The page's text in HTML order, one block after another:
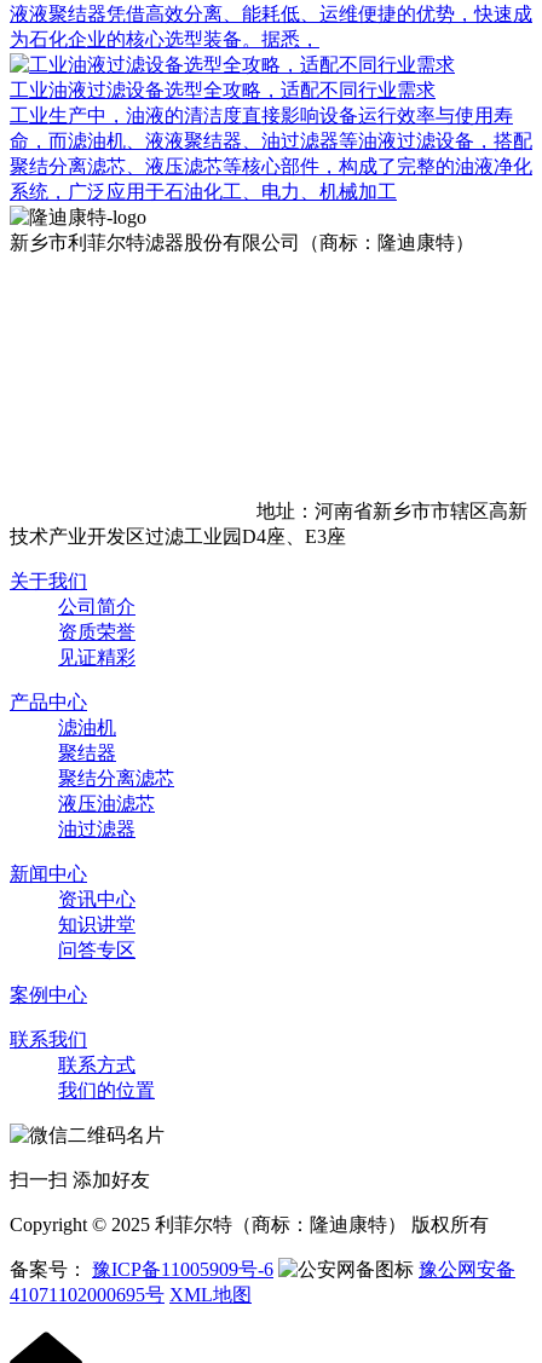
液液聚结器凭借高效分离、能耗低、运维便捷的优势，快速成
为石化企业的核心选型装备。据悉，
工业油液过滤设备选型全攻略，适配不同行业需求
工业生产中，油液的清洁度直接影响设备运行效率与使用寿
命，而滤油机、液液聚结器、油过滤器等油液过滤设备，搭配
聚结分离滤芯、液压滤芯等核心部件，构成了完整的油液净化
系统，广泛应用于石油化工、电力、机械加工
新乡市利菲尔特滤器股份有限公司（商标：隆迪康特）
地址：河南省新乡市市辖区高新
技术产业开发区过滤工业园D4座、E3座
关于我们
公司简介
资质荣誉
见证精彩
产品中心
滤油机
聚结器
聚结分离滤芯
液压油滤芯
油过滤器
新闻中心
资讯中心
知识讲堂
问答专区
案例中心
联系我们
联系方式
我们的位置
扫一扫 添加好友
Copyright © 2025 利菲尔特（商标：隆迪康特） 版权所有
备案号： 豫ICP备11005909号-6
豫公网安备
41071102000695号 XML地图